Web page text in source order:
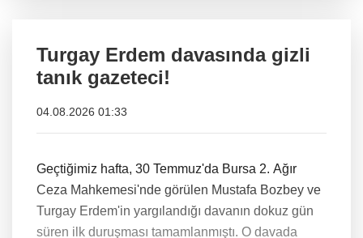
Turgay Erdem davasında gizli
tanık gazeteci!
04.08.2026 01:33
Geçtiğimiz hafta, 30 Temmuz'da Bursa 2. Ağır
Ceza Mahkemesi'nde görülen Mustafa Bozbey ve
Turgay Erdem'in yargılandığı davanın dokuz gün
süren ilk duruşması tamamlanmıştı. O davada